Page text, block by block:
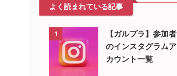
よく読まれている記事
1
【ガルプラ】参加者
のインスタグラムア
カウント一覧